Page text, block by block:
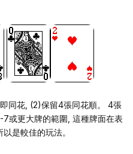
同花, (2)保留4張同花順。 4張
或更⼤牌的範圍, 這種牌⾯在表
是較佳的玩法。